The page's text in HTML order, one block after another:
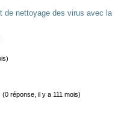
de nettoyage des virus avec la
(0 réponse, il y a 111 mois)